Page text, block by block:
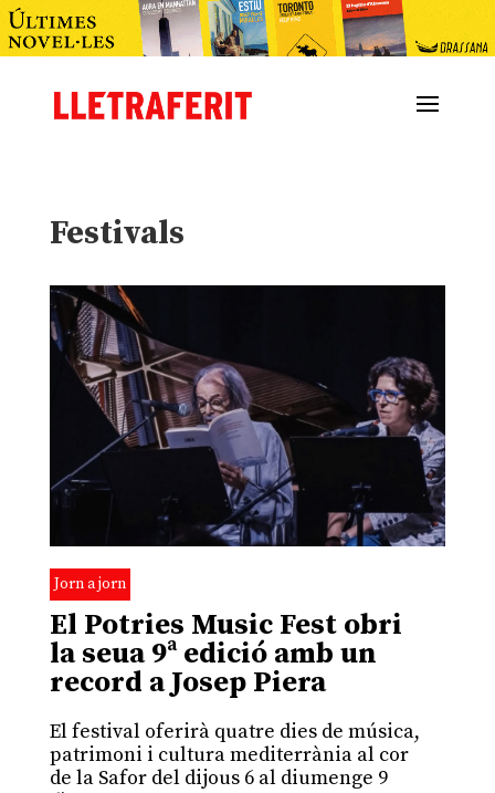
Festivals
Jorn a jorn
El Potries Music Fest obri
la seua 9ª edició amb un
record a Josep Piera
El festival oferirà quatre dies de música,
patrimoni i cultura mediterrània al cor
de la Safor del dijous 6 al diumenge 9